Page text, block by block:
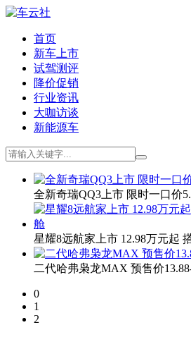
首页
新车上市
试驾测评
降价促销
行业资讯
大咖访谈
新能源车
全新奇瑞QQ3上市 限时一口价
星耀8远航家上市 12.98万元起
二代哈弗枭龙MAX 预售价
0
1
2